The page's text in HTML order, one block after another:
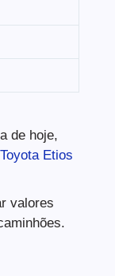
de hoje,
Etios
valores